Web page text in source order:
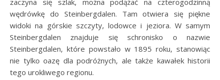
zaczyna się szlak, można podążać na czterogodzinną
wędrówkę do Steinbergdalen. Tam otwiera się piękne
widoki na górskie szczyty, lodowce i jeziora. W samym
Steinbergdalen znajduje się schronisko o nazwie
Steinbergdalen, które powstało w 1895 roku, stanowiąc
nie tylko oazę dla podróżnych, ale także kawałek historii
tego urokliwego regionu.